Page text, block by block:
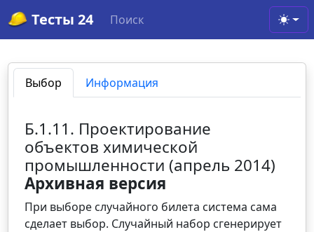
Тесты 24 Поиск
Выбор Информация
Б.1.11. Проектирование
объектов химической
промышленности (апрель 2014)
Архивная версия
При выборе случайного билета система сама
сделает выбор. Случайный набор сгенерирует